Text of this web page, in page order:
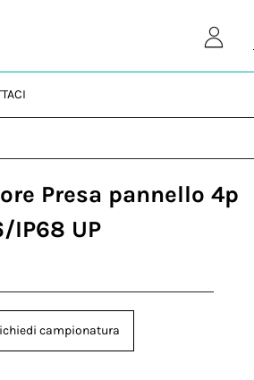
Presa pannello 4p
IP68 UP
campionatura